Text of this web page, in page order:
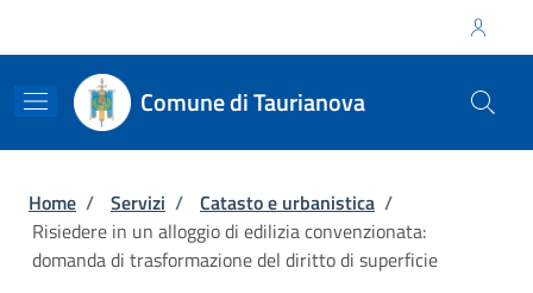
Comune di Taurianova
Briciole di pane
Home / Servizi / Catasto e urbanistica /
Risiedere in un alloggio di edilizia convenzionata:
domanda di trasformazione del diritto di superficie